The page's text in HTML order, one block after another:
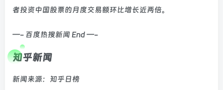
者投资中国股票的月度交易额环比增长近两倍。
—- 百度热搜新闻 End —-
知乎新闻
新闻来源：知乎日榜